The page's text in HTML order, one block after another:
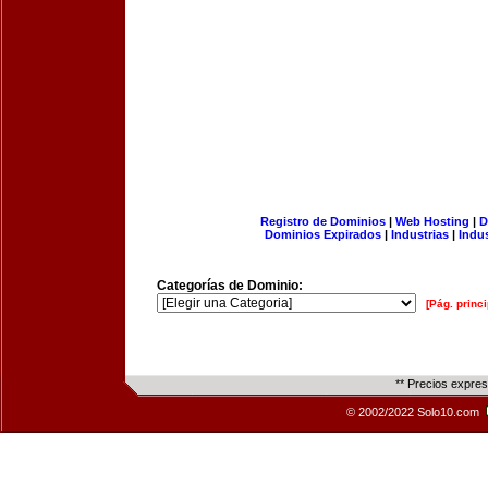
Registro de Dominios| Web Hosting |
Dominios Expirados | Industrias |
Categorías de Dominio:
[Pág.
** Precios
© 2002/2022 Solo10.com